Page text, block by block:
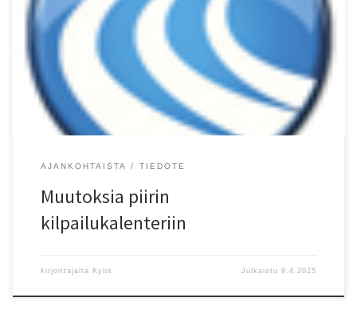
– 3.5. PM/AM-kisat Espoossa k?vell??n radalla, ei maantiell? –
muutokset jo kilpailukalenterissa – 28.?30.7. 14-19 AM-kisat j?
rjestet??n kolmip?iv?isin? Kuusankoskella – p?ivittyy
kilpailukalenteriin lähiaikoina Helsyn kilpailukalenteri 2025
AJANKOHTAISTA TIEDOTE
Muutoksia piirin
kilpailukalenteriin
kirjoittajalta Kylis Julkaistu9.4.2025